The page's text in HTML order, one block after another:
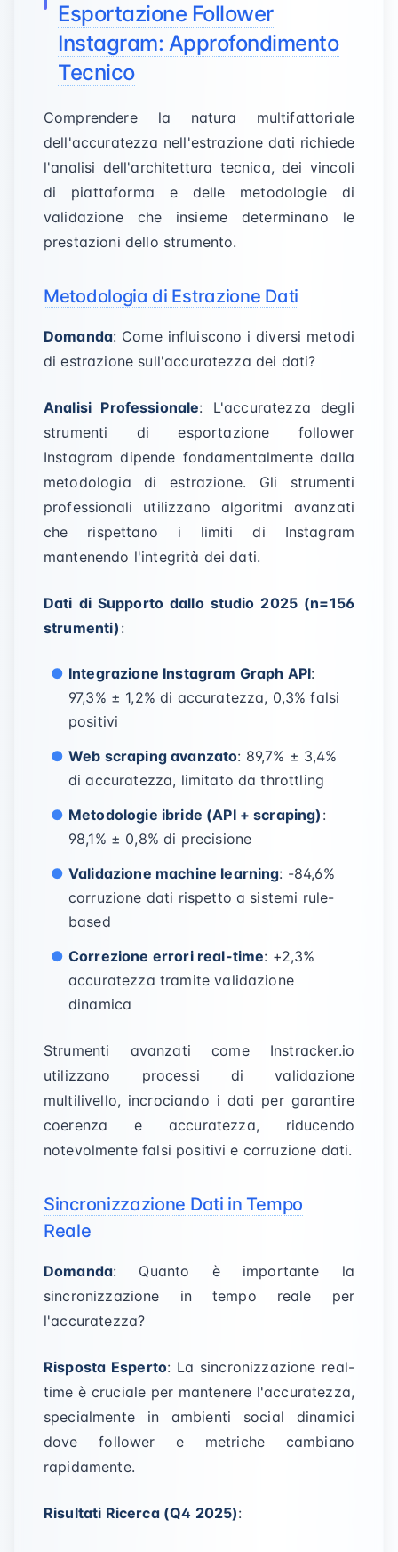
Esportazione Follower
Instagram: Approfondimento
Tecnico
Comprendere la natura multifattoriale
dell'accuratezza nell'estrazione dati richiede
l'analisi dell'architettura tecnica, dei vincoli
di piattaforma e delle metodologie di
validazione che insieme determinano le
prestazioni dello strumento.
Metodologia di Estrazione Dati
Domanda: Come influiscono i diversi metodi
di estrazione sull'accuratezza dei dati?
Analisi Professionale: L'accuratezza degli
strumenti di esportazione follower
Instagram dipende fondamentalmente dalla
metodologia di estrazione. Gli strumenti
professionali utilizzano algoritmi avanzati
che rispettano i limiti di Instagram
mantenendo l'integrità dei dati.
Dati di Supporto dallo studio 2025 (n=156
strumenti) :
Integrazione Instagram Graph API:
97,3% ± 1,2% di accuratezza, 0,3% falsi
positivi
Web scraping avanzato: 89,7% ± 3,4%
di accuratezza, limitato da throttling
Metodologie ibride (API + scraping) :
98,1% ± 0,8% di precisione
Validazione machine learning: -84,6%
corruzione dati rispetto a sistemi rule-
based
Correzione errori real-time: +2,3%
accuratezza tramite validazione
dinamica
Strumenti avanzati come Instracker.io
utilizzano processi di validazione
multilivello, incrociando i dati per garantire
coerenza e accuratezza, riducendo
notevolmente falsi positivi e corruzione dati.
Sincronizzazione Dati in Tempo
Reale
Domanda: Quanto è importante la
sincronizzazione in tempo reale per
l'accuratezza?
Risposta Esperto: La sincronizzazione real-
time è cruciale per mantenere l'accuratezza,
specialmente in ambienti social dinamici
dove follower e metriche cambiano
rapidamente.
Risultati Ricerca (Q4 2025):